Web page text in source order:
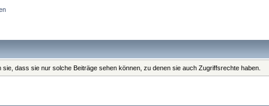
dass sie nur solche Beiträge sehen können, zu denen sie auch Zugriffsrechte haben.